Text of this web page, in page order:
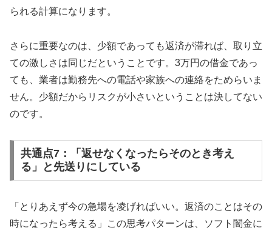
られる計算になります。
さらに重要なのは、少額であっても返済が滞れば、取り立
ての激しさは同じだということです。3万円の借金であっ
ても、業者は勤務先への電話や家族への連絡をためらいま
せん。少額だからリスクが小さいということは決してない
のです。
共通点7：「返せなくなったらそのとき考え
る」と先送りにしている
「とりあえず今の急場を凌げればいい。返済のことはその
時になったら考える」この思考パターンは、ソフト闇金に